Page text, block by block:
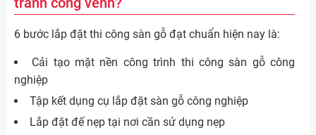
6 bước lắp đặt thi công sàn gỗ đạt chuẩn hiện nay là:
Cải tạo mặt nền công trình thi công sàn gỗ công
nghiệp
Tập kết dụng cụ lắp đặt sàn gỗ công nghiệp
Lắp đặt đế nẹp tại nơi cần sử dụng nẹp